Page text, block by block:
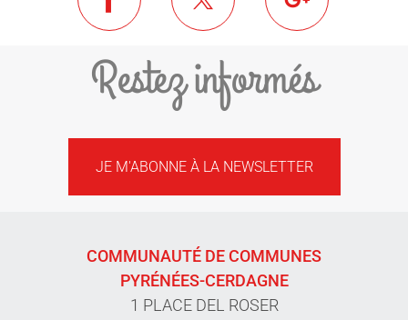
Restez informés
JE M'ABONNE À LA NEWSLETTER
COMMUNAUTÉ DE COMMUNES
PYRÉNÉES-CERDAGNE
1 PLACE DEL ROSER